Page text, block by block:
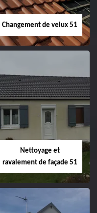
Changement de velux 51
Changement de
velux 51
Nettoyage et
ravalement de façade 51